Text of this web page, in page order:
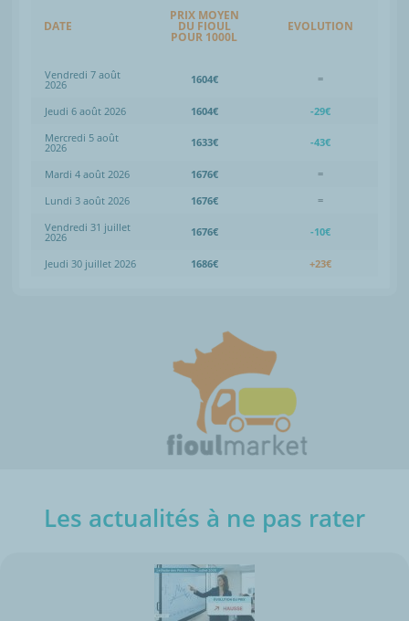
DATE
PRIX MOYEN
DU FIOUL
POUR 1000L
EVOLUTION
Vendredi 7 août
2026 1604€ =
Jeudi 6 août 2026 1604€
-29€
Mercredi 5 août
2026 1633€ -43€
Mardi 4 août 2026 1676€
=
Lundi 3 août 2026
1676€
=
Vendredi 31 juillet
2026 1676€ -10€
Jeudi 30 juillet 2026 1686€ +23€
Les actualités à ne pas rater